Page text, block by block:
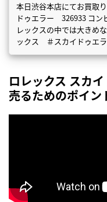
本日渋谷本店にてお買取
ドゥエラー 326933 コン
レックスの中では大きめ
ックス ＃スカイドゥエ
ロレックス スカ
売るためのポイン